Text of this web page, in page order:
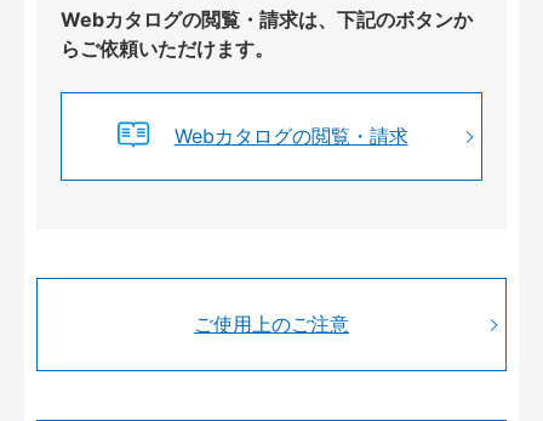
Webカタログの閲覧・請求は、下記のボタンか
らご依頼いただけます。
Webカタログの閲覧・請求
ご使用上のご注意